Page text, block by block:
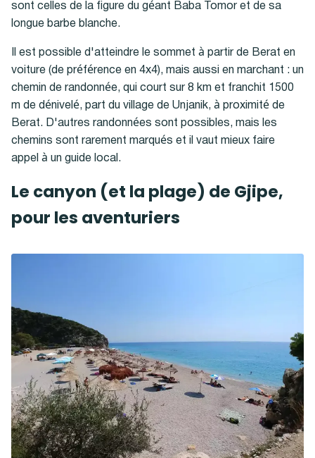
sont celles de la figure du géant Baba Tomor et de sa
longue barbe blanche.
Il est possible d'atteindre le sommet à partir de Berat en
voiture (de préférence en 4x4), mais aussi en marchant : un
chemin de randonnée, qui court sur 8 km et franchit 1500
m de dénivelé, part du village de Unjanik, à proximité de
Berat. D'autres randonnées sont possibles, mais les
chemins sont rarement marqués et il vaut mieux faire
appel à un guide local.
Le canyon (et la plage) de Gjipe,
pour les aventuriers